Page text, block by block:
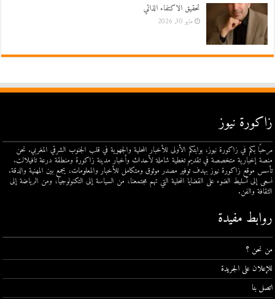
تحقيق الاكتفاء الذاتي
مايو 30, 2026
زاكورة نيوز
مرحبًا بكم في زاكورة نيوز، بوابتكم الأولى للأخبار المحلية والجهوية في قلب الجنوب الشرقي المغربي. نحن
منصة إخبارية متخصصة في تقديم تغطية شاملة لأحداث وأخبار مدينة زاكورة ومنطقة درعة تافيلالت.
تأسس موقع زاكورة نيوز بهدف توفير مصدر موثوق ومتكامل للأخبار والمعلومات، يجمع بين المهنية والدقة.
نسعى إلى تسليط الضوء على القضايا المحلية التي تهم مجتمعنا، من السياسة إلى التكنولوجيا، ومن الرياضة إلى
الثقافة والفن.
روابط مفيدة
من نحن ؟
للإعلان على الجريدة
اتصل بنا